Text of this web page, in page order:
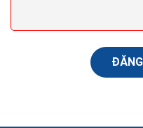
để biết được diễn biến